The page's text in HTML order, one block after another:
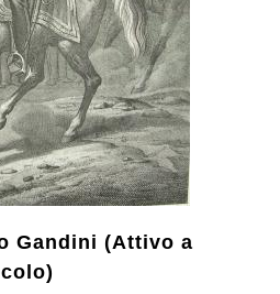
Gandini (Attivo a